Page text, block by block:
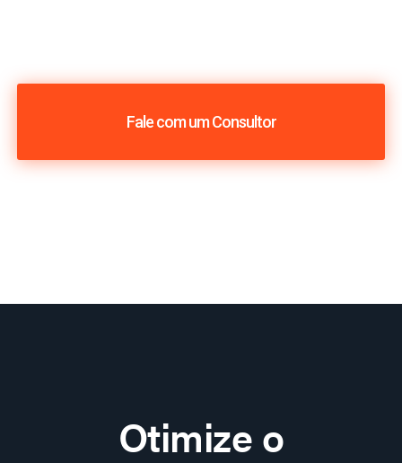
Fale com um Consultor
Otimize o